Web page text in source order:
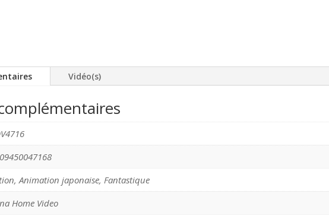
Vidéo(s)
Animation japonaise, Fantastique
Home Video